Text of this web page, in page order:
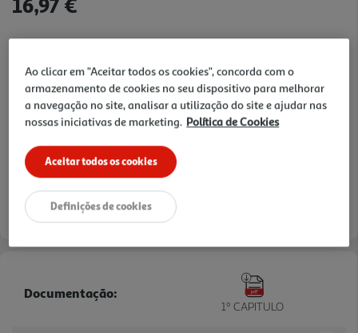
16,97 €
Documentação:
1º CAPITULO
Ao clicar em "Aceitar todos os cookies", concorda com o
armazenamento de cookies no seu dispositivo para melhorar
a navegação no site, analisar a utilização do site e ajudar nas
nossas iniciativas de marketing. Política de Cookies
Aceitar todos os cookies
Definições de cookies